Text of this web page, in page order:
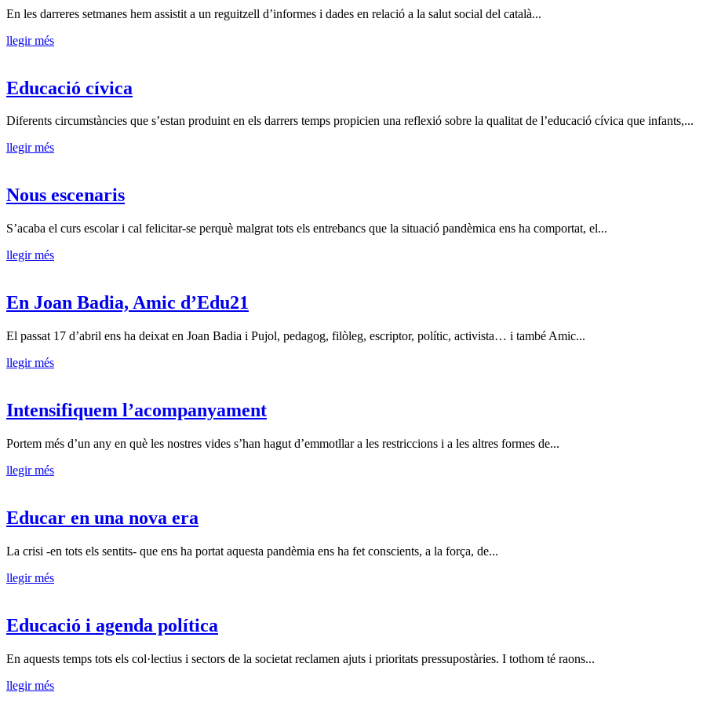
En les darreres setmanes hem assistit a un reguitzell d’informes i dades en relació a la salut social del català...
llegir més
Educació cívica
Diferents circumstàncies que s’estan produint en els darrers temps propicien una reflexió sobre la qualitat de l’educació cívica que infants,...
llegir més
Nous escenaris
S’acaba el curs escolar i cal felicitar-se perquè malgrat tots els entrebancs que la situació pandèmica ens ha comportat, el...
llegir més
En Joan Badia, Amic d’Edu21
El passat 17 d’abril ens ha deixat en Joan Badia i Pujol, pedagog, filòleg, escriptor, polític, activista… i també Amic...
llegir més
Intensifiquem l’acompanyament
Portem més d’un any en què les nostres vides s’han hagut d’emmotllar a les restriccions i a les altres formes de...
llegir més
Educar en una nova era
La crisi -en tots els sentits- que ens ha portat aquesta pandèmia ens ha fet conscients, a la força, de...
llegir més
Educació i agenda política
En aquests temps tots els col·lectius i sectors de la societat reclamen ajuts i prioritats pressupostàries. I tothom té raons...
llegir més